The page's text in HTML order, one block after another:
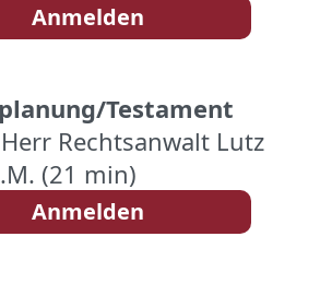
Testament
Rechtsanwalt Lutz
(21 min)